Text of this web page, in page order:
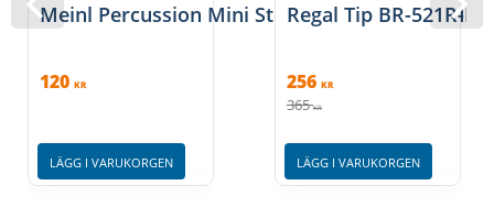
Meinl Percussion Mini Steel Drum Mallets,
120 KR
LÄGG I VARUKORGEN
Regal Tip BR-521R-
256 KR
365 KR
LÄGG I VARUKORGEN